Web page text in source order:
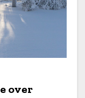
over